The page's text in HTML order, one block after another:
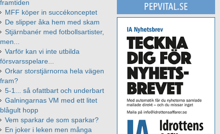
framtiden
MFF köper in succékonceptet
De slipper åka hem med skam
Stjärnbanér med fotbollsartister,
men...
Varför kan vi inte utbilda
försvarsspelare...
Orkar storstjärnorna hela vägen
fram?
5-1... så ofattbart och underbart
Galningarnas VM med ett litet
blågult hopp
Vem sparkar de som sparkar?
En joker i leken men många